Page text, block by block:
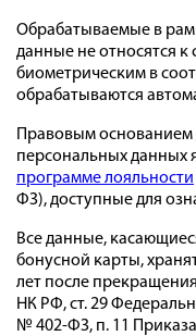
Обрабатываемые в
данные не относятся
биометрическим в
обрабатываются
Правовым основанием
персональных данных
программе лояльности
ФЗ), доступные для
Все данные,
бонусной карты,
лет после прекращения
НК РФ, ст. 29
№ 402-ФЗ, п. 11